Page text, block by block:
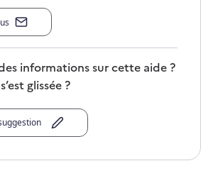
informations sur cette aide ?
glissée ?